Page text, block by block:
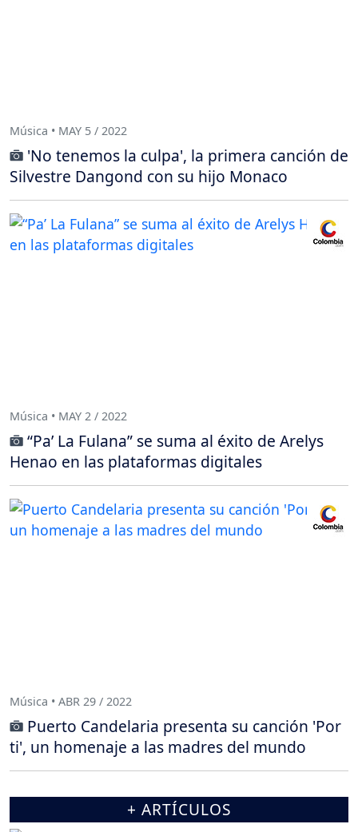
Música • MAY 5 / 2022
'No tenemos la culpa', la primera canción de
Silvestre Dangond con su hijo Monaco
Música • MAY 2 / 2022
“Pa’ La Fulana” se suma al éxito de Arelys
Henao en las plataformas digitales
Música • ABR 29 / 2022
Puerto Candelaria presenta su canción 'Por
ti', un homenaje a las madres del mundo
+ ARTÍCULOS